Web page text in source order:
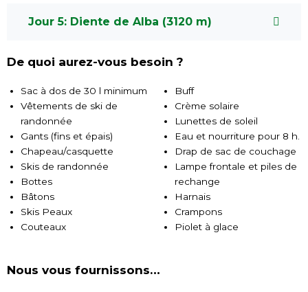
Jour 5: Diente de Alba (3120 m)
De quoi aurez-vous besoin ?
Sac à dos de 30 l minimum
Vêtements de ski de
randonnée
Gants (fins et épais)
Chapeau/casquette
Skis de randonnée
Bottes
Bâtons
Skis Peaux
Couteaux
Buff
Crème solaire
Lunettes de soleil
Eau et nourriture pour 8 h.
Drap de sac de couchage
Lampe frontale et piles de
rechange
Harnais
Crampons
Piolet à glace
Nous vous fournissons…